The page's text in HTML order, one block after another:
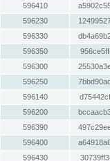
596410
596230
596330
596350
596300
596250
596140
596200
596390
596400
596430